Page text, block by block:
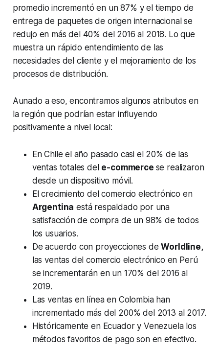
promedio incrementó en un 87% y el tiempo de
entrega de paquetes de origen internacional se
redujo en más del 40% del 2016 al 2018. Lo que
muestra un rápido entendimiento de las
necesidades del cliente y el mejoramiento de los
procesos de distribución.
Aunado a eso, encontramos algunos atributos en
la región que podrían estar influyendo
positivamente a nivel local:
En Chile el año pasado casi el 20% de las
ventas totales del e-commerce se realizaron
desde un dispositivo móvil.
El crecimiento del comercio electrónico en
Argentina está respaldado por una
satisfacción de compra de un 98% de todos
los usuarios.
De acuerdo con proyecciones deWorldline,
las ventas del comercio electrónico en Perú
se incrementarán en un 170% del 2016 al
2019.
Las ventas en línea en Colombia han
incrementado más del 200% del 2013 al 2017.
Históricamente en Ecuador y Venezuela los
métodos favoritos de pago son en efectivo.